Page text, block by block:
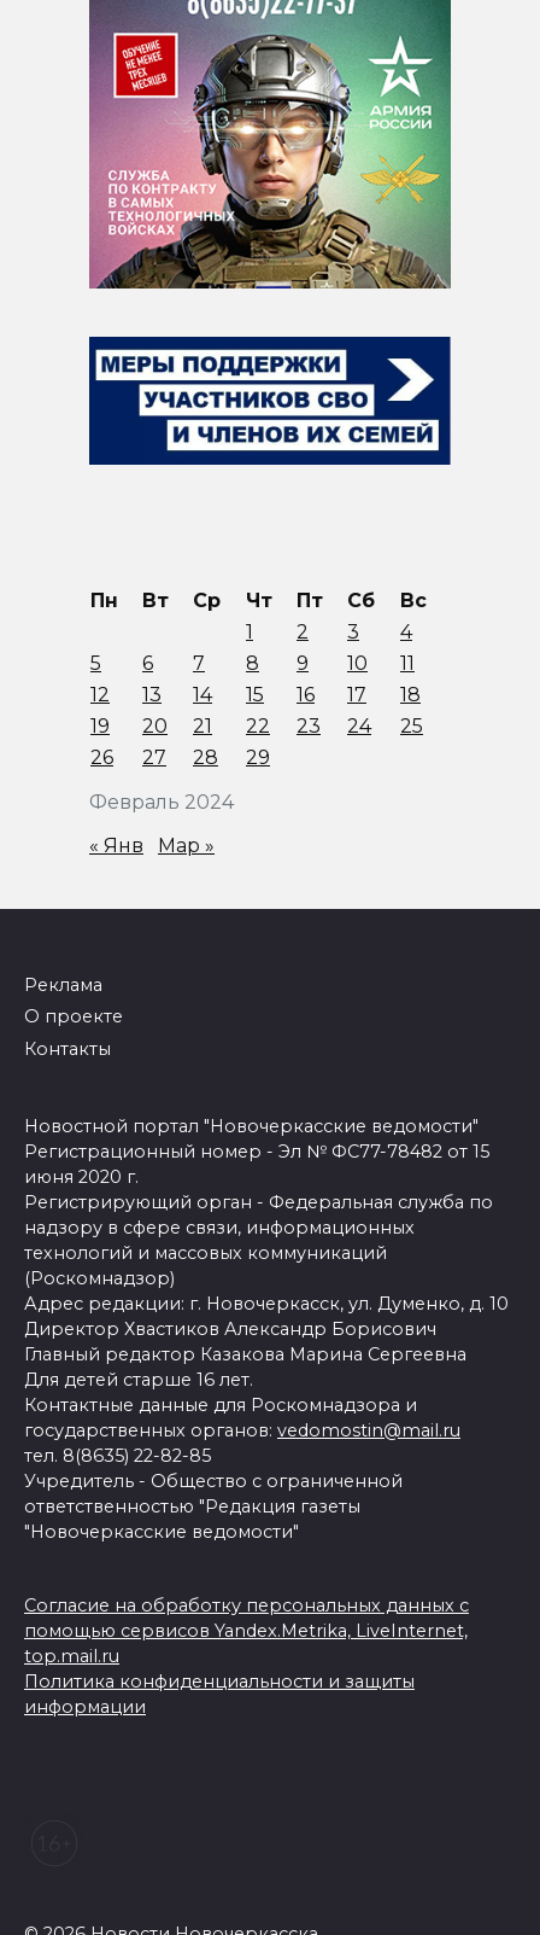
Февраль 2024
Пн Вт Ср Чт Пт Сб
Вс
1
2 3
4
5
6 7 8 9 10
11
12
13 14 15 16 17
18
19
20 21 22 23 24
25
26
27 28 29
« Янв Мар »
Реклама
О проекте
Контакты
Новостной портал "Новочеркасские ведомости"
Регистрационный номер - Эл № ФС77-78482 от 15
июня 2020 г.
Регистрирующий орган - Федеральная служба по
надзору в сфере связи, информационных
технологий и массовых коммуникаций
(Роскомнадзор)
Адрес редакции: г. Новочеркасск, ул. Думенко, д. 10
Директор Хвастиков Александр Борисович
Главный редактор Казакова Марина Сергеевна
Для детей старше 16 лет.
Контактные данные для Роскомнадзора и
государственных органов: vedomostin@mail.ru
тел. 8(8635) 22-82-85
Учредитель - Общество с ограниченной
ответственностью "Редакция газеты
"Новочеркасские ведомости"
Согласие на обработку персональных данных с
помощью сервисов Yandex.Metrika, LiveInternet,
top.mail.ru
Политика конфиденциальности и защиты
информации